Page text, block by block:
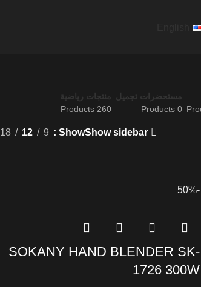
مستحضرات تجميل
0 Products
منتجات رياضية
260 Products
Show sidebar
Show
9
12
18
-50%
SOKANY HAND BLENDER SK-
1726 300W